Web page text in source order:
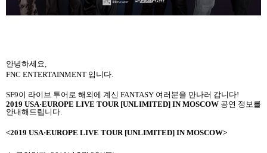
안녕하세요,
FNC ENTERTAINMENT 입니다.
SF9이 라이브 투어로 해외에 계신 FANTASY 여러분을 만나러 갑니다!
2019 USA·EUROPE LIVE TOUR [UNLIMITED] IN MOSCOW 공연 정보를
안내해드립니다.
<2019 USA·EUROPE LIVE TOUR [UNLIMITED] IN MOSCOW>